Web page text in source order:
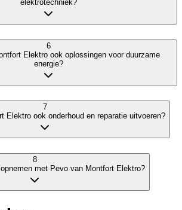
elektrotechniek?
6
Elektro ook oplossingen voor duurzame
energie?
7
Elektro ook onderhoud en reparatie uitvoeren?
8
met Pevo van Montfort Elektro?